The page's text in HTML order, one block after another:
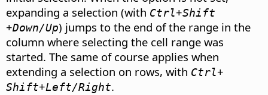
expanding a selection (with Ctrl+Shift
+Down/Up) jumps to the end of the range in the
column where selecting the cell range was
started. The same of course applies when
extending a selection on rows, with Ctrl+
Shift+Left/Right.